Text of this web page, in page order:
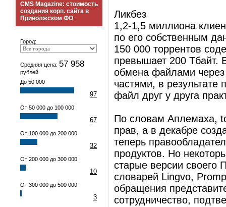
CMS Magazine: стоимость
создания корп. сайта в
Приволжском ФО
Город:
Средняя цена: 57 958
рублей
До 50 000
97
От 50 000 до 100 000
67
От 100 000 до 200 000
32
От 200 000 до 300 000
10
От 300 000 до 500 000
3
Ликбез
1,2-1,5 миллиона
по его собственным
150 000 торрентов
превышает 200 Тбайт.
обмена файлами
частями, в результате
файл друг у друга
По словам Аплемаха,
прав, а в декабре
теперь
продуктов. Но
старые версии
словарей Lingvo,
обращения
сотрудничество,